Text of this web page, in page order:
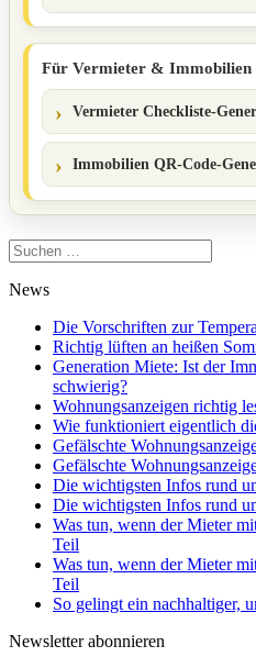
Für Vermieter & Immobilien
Vermieter Checkliste-
Immobilien QR-Code-
Suchen
nach:
News
Die Vorschriften zur
Richtig lüften an heißen
Generation Miete: Ist der
schwierig?
Wohnungsanzeigen richtig
Wie funktioniert eigentlich
Gefälschte
Gefälschte
Die wichtigsten Infos rund
Die wichtigsten Infos rund
Was tun, wenn der Mieter
Teil
Was tun, wenn der Mieter
Teil
So gelingt ein nachhaltiger,
Newsletter abonnieren